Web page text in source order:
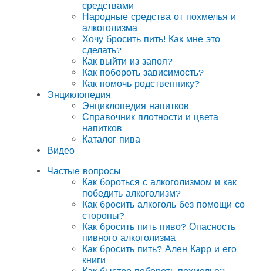
средствами
Народные средства от похмелья и
алкоголизма
Хочу бросить пить! Как мне это
сделать?
Как выйти из запоя?
Как побороть зависимость?
Как помочь родственнику?
Энциклопедия
Энциклопедия напитков
Справочник плотности и цвета
напитков
Каталог пива
Видео
Частые вопросы
Как бороться с алкоголизмом и как
победить алкоголизм?
Как бросить алкоголь без помощи со
стороны?
Как бросить пить пиво? Опасность
пивного алкоголизма
Как бросить пить? Ален Карр и его
книги